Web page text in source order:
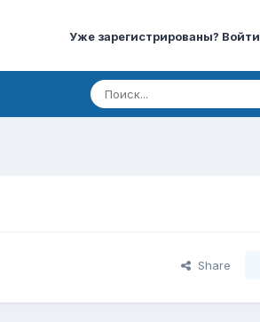
Уже зарегистрированы? Войти
Share